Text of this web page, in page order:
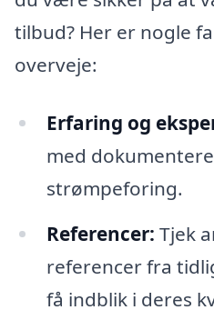
tilbud? Her er nogle
overveje:
Erfaring og
med
strømpeforing.
Referencer: Tjek
referencer fra
få indblik i deres